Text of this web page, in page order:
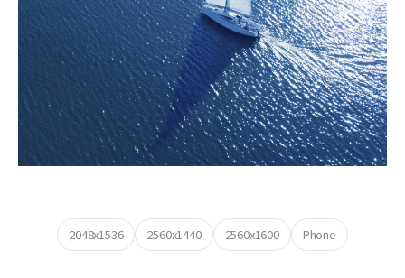
2048x1536 2560x1440 2560x1600 Phone